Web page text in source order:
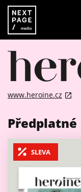
www.heroine.cz
Předplatné
SLEVA